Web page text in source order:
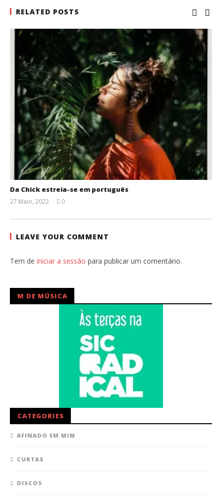
RELATED POSTS
Da Chick estreia-se em português
27 Maio, 2022
Ventura
0
LEAVE YOUR COMMENT
Tem de iniciar a sessão para publicar um comentário.
M DE MÚSICA
CATEGORIES
AFINADO EM MIM
CURTAS
DISCOS